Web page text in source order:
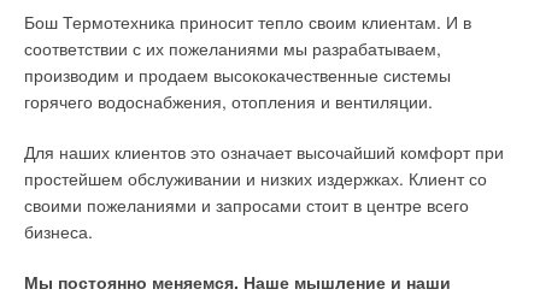
Бош Термотехника приносит тепло своим клиентам. И в
соответствии с их пожеланиями мы разрабатываем,
производим и продаем высококачественные системы
горячего водоснабжения, отопления и вентиляции.
Для наших клиентов это означает высочайший комфорт при
простейшем обслуживании и низких издержках. Клиент со
своими пожеланиями и запросами стоит в центре всего
бизнеса.
Мы постоянно меняемся. Наше мышление и наши